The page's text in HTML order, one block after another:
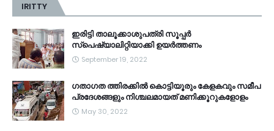
IRITTY
ഇരിട്ടി താലൂക്കാശുപത്രി സൂപ്പർ
സ്‌പെഷ്യാലിറ്റിയാക്കി ഉയർത്തണം
September 19, 2022
ഗതാഗത ത്തിരക്കിൽ കൊട്ടിയൂരും കേളകവും സമീപ
പ്രദേശങ്ങളും നിശ്ചലമായത് മണിക്കൂറുകളോളം
May 30, 2022